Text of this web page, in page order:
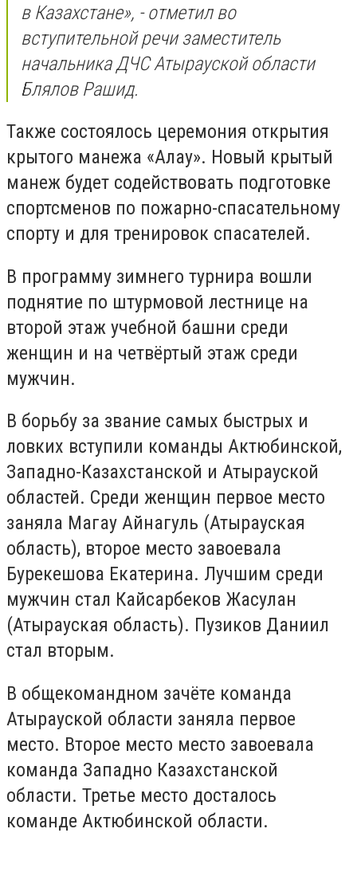
в Казахстане», - отметил во
вступительной речи заместитель
начальника ДЧС Атырауской области
Блялов Рашид.
Также состоялось церемония открытия
крытого манежа «Алау». Новый крытый
манеж будет содействовать подготовке
спортсменов по пожарно-спасательному
спорту и для тренировок спасателей.
В программу зимнего турнира вошли
поднятие по штурмовой лестнице на
второй этаж учебной башни среди
женщин и на четвёртый этаж среди
мужчин.
В борьбу за звание самых быстрых и
ловких вступили команды Актюбинской,
Западно-Казахстанской и Атырауской
областей. Среди женщин первое место
заняла Магау Айнагуль (Атырауская
область), второе место завоевала
Бурекешова Екатерина. Лучшим среди
мужчин стал Кайсарбеков Жасулан
(Атырауская область). Пузиков Даниил
стал вторым.
В общекомандном зачёте команда
Атырауской области заняла первое
место. Второе место место завоевала
команда Западно Казахстанской
области. Третье место досталось
команде Актюбинской области.